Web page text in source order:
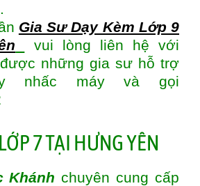
Gia Sư Dạy Kèm Lớp 9
vui lòng liên hệ với
những gia sư hỗ trợ
nhấc máy và gọi
Khánhchuyên cung cấp